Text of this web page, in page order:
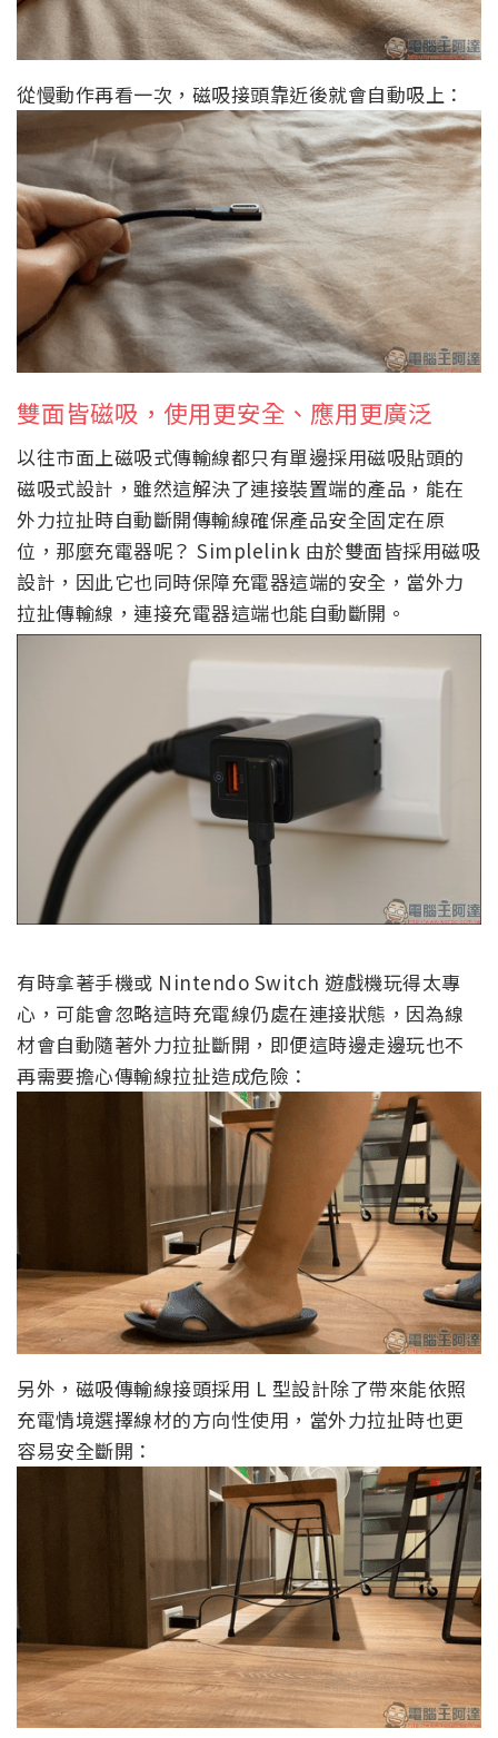
從慢動作再看一次，磁吸接頭靠近後就會自動吸上：
雙面皆磁吸，使用更安全、應用更廣泛
以往市面上磁吸式傳輸線都只有單邊採用磁吸貼頭的
磁吸式設計，雖然這解決了連接裝置端的產品，能在
外力拉扯時自動斷開傳輸線確保產品安全固定在原
位，那麼充電器呢？ Simplelink 由於雙面皆採用磁吸
設計，因此它也同時保障充電器這端的安全，當外力
拉扯傳輸線，連接充電器這端也能自動斷開。
有時拿著手機或 Nintendo Switch 遊戲機玩得太專
心，可能會忽略這時充電線仍處在連接狀態，因為線
材會自動隨著外力拉扯斷開，即便這時邊走邊玩也不
再需要擔心傳輸線拉扯造成危險：
另外，磁吸傳輸線接頭採用 L 型設計除了帶來能依照
充電情境選擇線材的方向性使用，當外力拉扯時也更
容易安全斷開：